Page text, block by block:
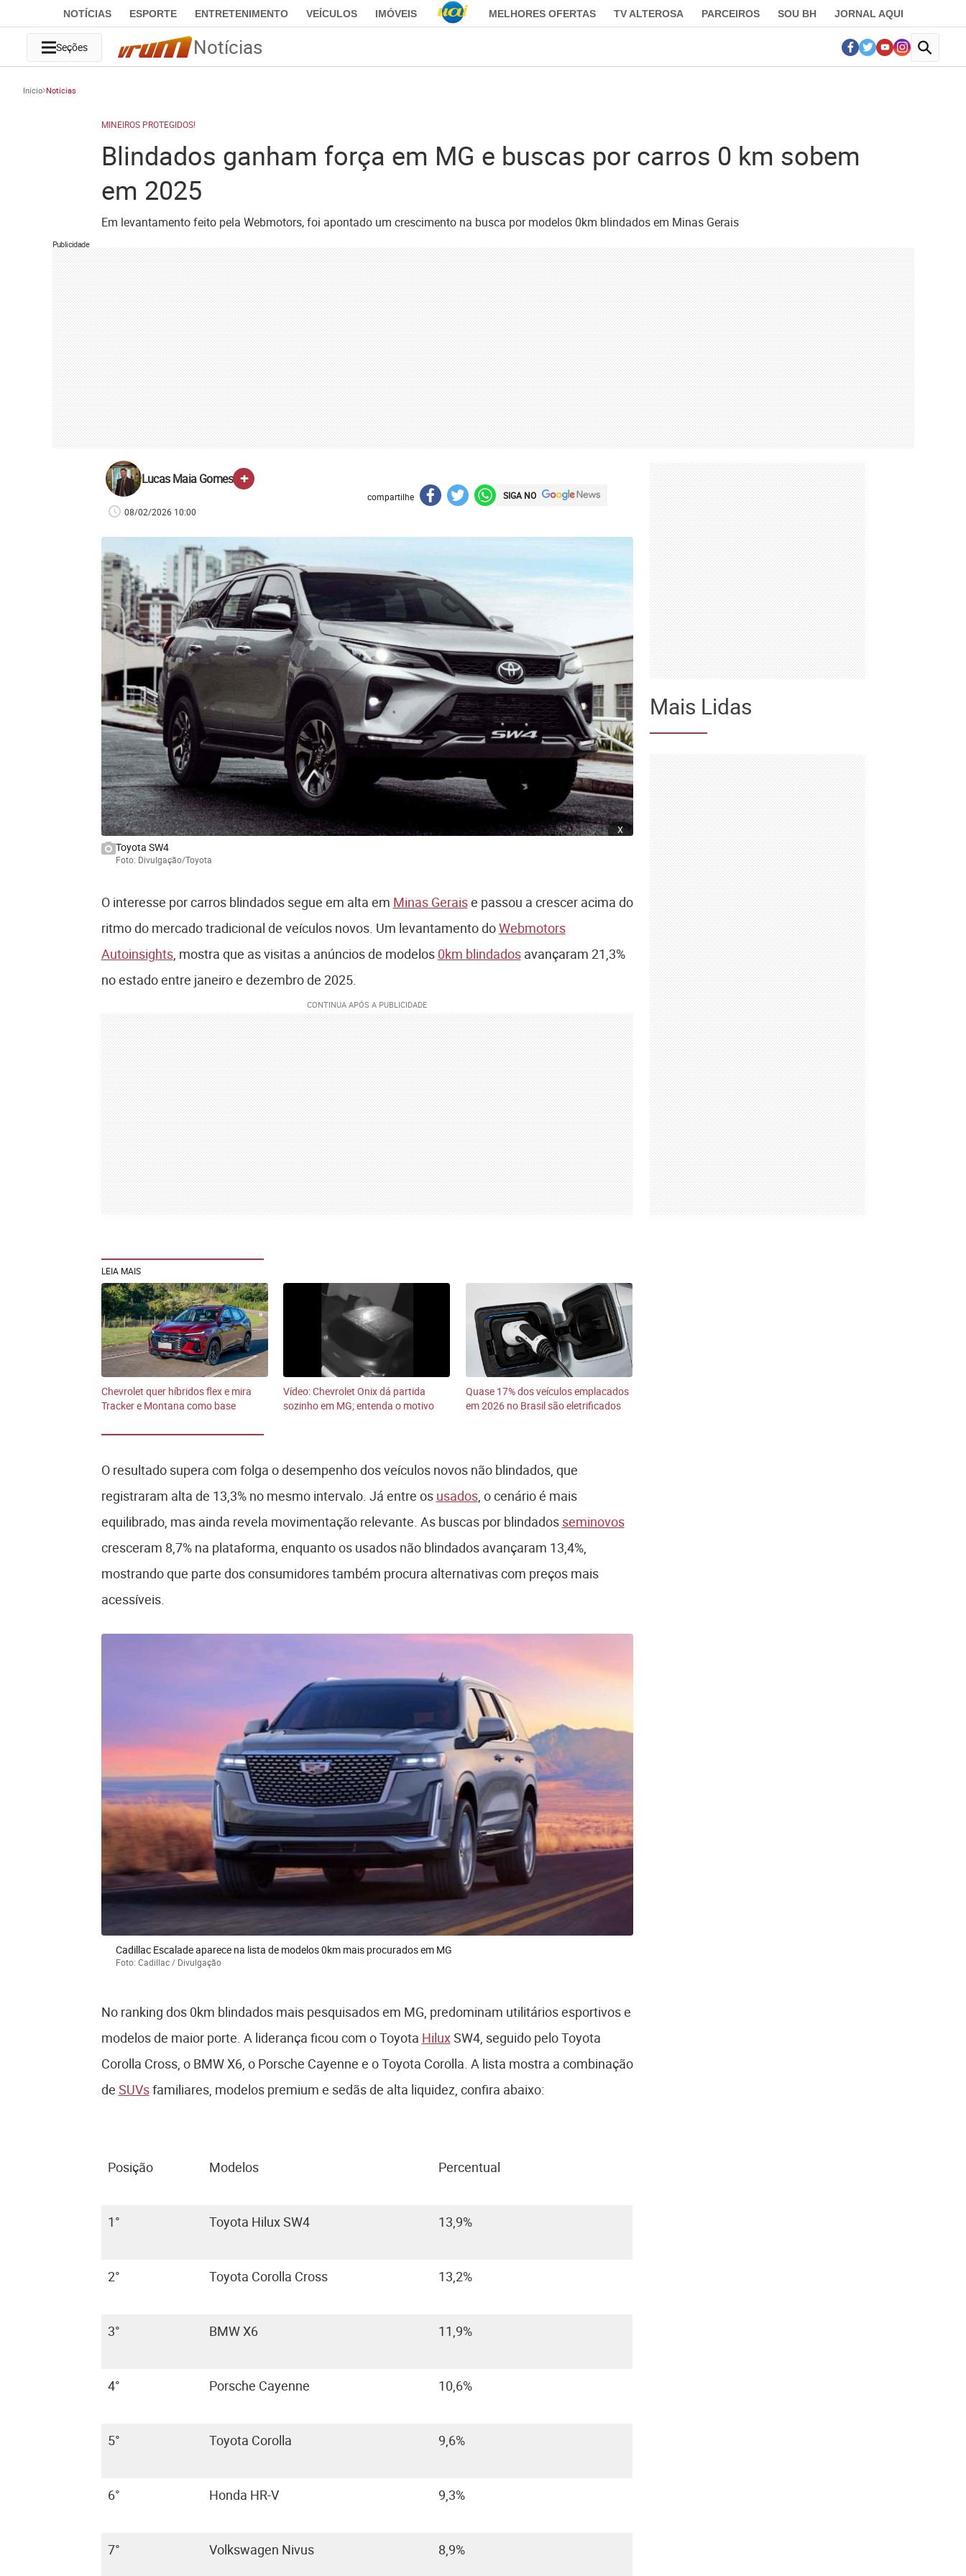
NOTÍCIAS ESPORTE ENTRETENIMENTO VEÍCULOS IMÓVEIS MELHORES OFERTAS TV ALTEROSA PARCEIROS SOU BH JORNAL AQUI
Seções Notícias
Início Notícias
MINEIROS PROTEGIDOS!
Blindados ganham força em MG e buscas por carros 0 km sobem
em 2025
Em levantamento feito pela Webmotors, foi apontado um crescimento na busca por modelos 0km blindados em Minas Gerais
Publicidade
Lucas Maia Gomes +
08/02/2026 10:00
compartilhe SIGA NO
x
Toyota SW4
Foto: Divulgação/Toyota
O interesse por carros blindados segue em alta em Minas Geraise passou a crescer acima do
ritmo do mercado tradicional de veículos novos. Um levantamento doWebmotors
Autoinsights, mostra que as visitas a anúncios de modelos 0km blindadosavançaram 21,3%
no estado entre janeiro e dezembro de 2025.
LEIA MAIS
Chevrolet quer híbridos flex e mira
Tracker e Montana como base
Vídeo: Chevrolet Onix dá partida
sozinho em MG; entenda o motivo
Quase 17% dos veículos emplacados
em 2026 no Brasil são eletrificados
O resultado supera com folga o desempenho dos veículos novos não blindados, que
registraram alta de 13,3% no mesmo intervalo. Já entre os usados, o cenário é mais
equilibrado, mas ainda revela movimentação relevante. As buscas por blindados seminovos
cresceram 8,7% na plataforma, enquanto os usados não blindados avançaram 13,4%,
mostrando que parte dos consumidores também procura alternativas com preços mais
acessíveis.
Cadillac Escalade aparece na lista de modelos 0km mais procurados em MG
Foto: Cadillac / Divulgação
No ranking dos 0km blindados mais pesquisados em MG, predominam utilitários esportivos e
modelos de maior porte. A liderança ficou com o Toyota HiluxSW4, seguido pelo Toyota
Corolla Cross, o BMW X6, o Porsche Cayenne e o Toyota Corolla. A lista mostra a combinação
de SUVsfamiliares, modelos premium e sedãs de alta liquidez, confira abaixo:
Posição Modelos Percentual
1° Toyota Hilux SW4 13,9%
2° Toyota Corolla Cross 13,2%
3° BMW X6 11,9%
4° Porsche Cayenne 10,6%
5° Toyota Corolla 9,6%
6° Honda HR-V 9,3%
7° Volkswagen Nivus 8,9%
Mais Lidas